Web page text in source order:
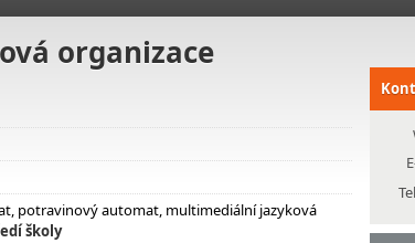
organizace
potravinový automat, multimediální jazyková
školy